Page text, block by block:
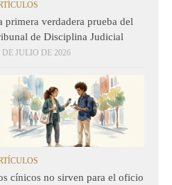
primera verdadera prueba del
de Disciplina Judicial
DE JULIO DE 2026
cínicos no sirven para el oficio